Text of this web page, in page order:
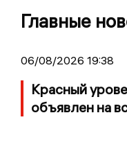
Главные
06/08/2026 19:38
Красный
объявлен на